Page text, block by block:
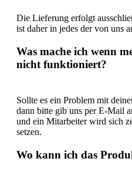
Die Lieferung erfolgt
ist daher in jedes der von uns
Was mache ich wenn
nicht funktioniert?
Sollte es ein Problem mit
dann bitte gib uns per E-Mail
und ein Mitarbeiter wird sich
setzen.
Wo kann ich das